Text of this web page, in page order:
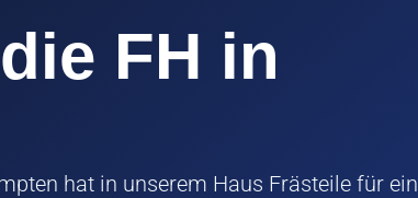
FH in
hat in unserem Haus Frästeile für ein